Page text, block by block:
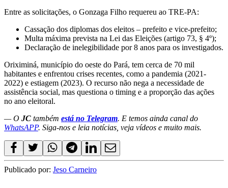
Entre as solicitações, o Gonzaga Filho requereu ao TRE-PA:
Cassação dos diplomas dos eleitos – prefeito e vice-prefeito;
Multa máxima prevista na Lei das Eleições (artigo 73, § 4º);
Declaração de inelegibilidade por 8 anos para os investigados.
Oriximiná, município do oeste do Pará, tem cerca de 70 mil
habitantes e enfrentou crises recentes, como a pandemia (2021-
2022) e estiagem (2023). O recurso não nega a necessidade de
assistência social, mas questiona o timing e a proporção das ações
no ano eleitoral.
— O JC também está no Telegram. E temos ainda canal do
WhatsAPP. Siga-nos e leia notícias, veja vídeos e muito mais.
Publicado por: Jeso Carneiro